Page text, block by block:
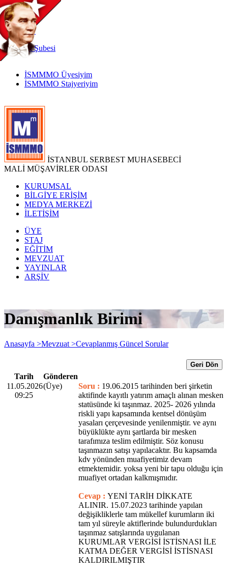
TR
|
EN
İnternetŞubesi
İSMMMO Üyesiyim
İSMMMO Stajyeriyim
İSTANBUL SERBEST MUHASEBECİ
MALİ MÜŞAVİRLER ODASI
KURUMSAL
BİLGİYE ERİŞİM
MEDYA MERKEZİ
İLETİŞİM
ÜYE
STAJ
EĞİTİM
MEVZUAT
YAYINLAR
ARŞİV
Danışmanlık Birimi
Anasayfa >Mevzuat >Cevaplanmış Güncel Sorular
Geri Dön
Tarih
Gönderen
11.05.2026
09:25
(Üye) Soru : 19.06.2015 tarihinden beri şirketin
aktifinde kayıtlı yatırım amaçlı alınan mesken
statüsünde ki taşınmaz. 2025- 2026 yılında
riskli yapı kapsamında kentsel dönüşüm
yasaları çerçevesinde yenilenmiştir. ve aynı
büyüklükte aynı şartlarda bir mesken
tarafımıza teslim edilmiştir. Söz konusu
taşınmazın satışı yapılacaktır. Bu kapsamda
kdv yönünden muafiyetimiz devam
etmektemidir. yoksa yeni bir tapu olduğu için
muafiyet ortadan kalkmışmıdır.
Cevap : YENİ TARİH DİKKATE
ALINIR. 15.07.2023 tarihinde yapılan
değişikliklerle tam mükellef kurumların iki
tam yıl süreyle aktiflerinde bulundurdukları
taşınmaz satışlarında uygulanan
KURUMLAR VERGİSİ İSTİSNASI İLE
KATMA DEĞER VERGİSİ İSTİSNASI
KALDIRILMIŞTIR